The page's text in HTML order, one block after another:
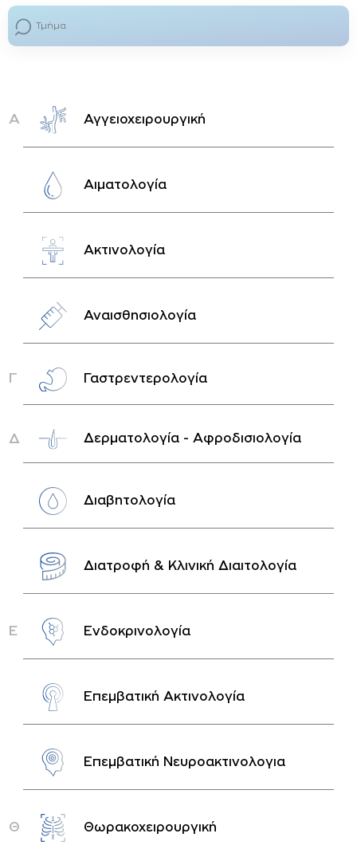
Α Αγγειοχειρουργική
Αιματολογία
Ακτινολογία
Αναισθησιολογία
Γ Γαστρεντερολογία
Δ Δερματολογία - Αφροδισιολογία
Διαβητολογία
Διατροφή & Κλινική Διαιτολογία
Ε Ενδοκρινολογία
Επεμβατική Ακτινολογία
Επεμβατική Νευροακτινολογια
Θ Θωρακοχειρουργική